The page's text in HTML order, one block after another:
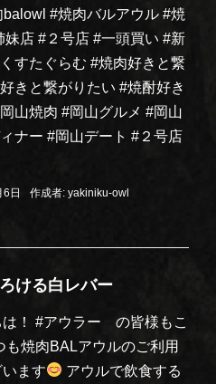
#焼肉バルアウル #焼
妹店 #２号店 #一頭買い #新
すたぐらむ #焼肉好きと繋
きと繋がりたい #焼酎好き
山焼肉 #岡山グルメ #岡山
ナー #岡山デート #２号店
6日 作成者: yakiniku-owl
ける白レバー
は！ #アウラー の皆様もこ
も焼肉BALアウルのご利用
ます
アウルで飲食する